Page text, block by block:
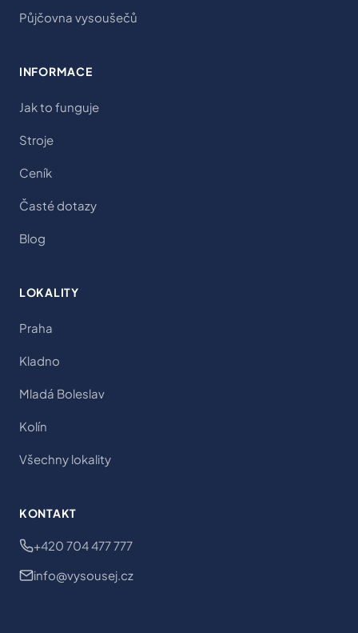
Půjčovna vysoušečů
INFORMACE
Jak to funguje
Stroje
Ceník
Časté dotazy
Blog
LOKALITY
Praha
Kladno
Mladá Boleslav
Kolín
Všechny lokality
KONTAKT
+420 704 477 777
info@vysousej.cz